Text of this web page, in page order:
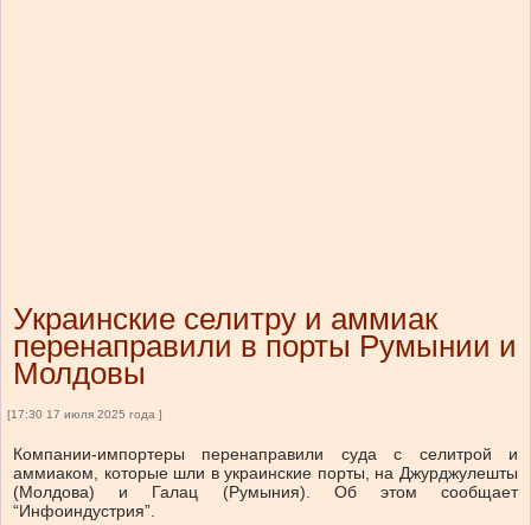
Украинские селитру и аммиак
перенаправили в порты Румынии и
Молдовы
[17:30 17 июля 2025 года ]
Компании-импортеры перенаправили суда с селитрой и
аммиаком, которые шли в украинские порты, на Джурджулешты
(Молдова) и Галац (Румыния).
Об этом
сообщает
“Инфоиндустрия”.